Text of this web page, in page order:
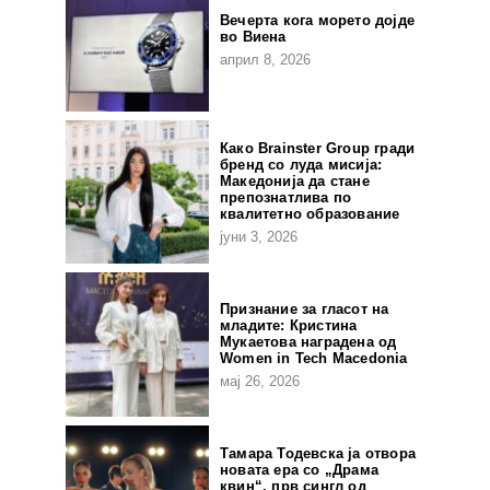
Вечерта кога морето дојде
во Виена
април 8, 2026
Како Brainster Group гради
бренд со луда мисија:
Македонија да стане
препознатлива по
квалитетно образование
јуни 3, 2026
Признание за гласот на
младите: Кристина
Мукаетова наградена од
Women in Tech Macedonia
мај 26, 2026
Тамара Тодевска ја отвора
новата ера со „Драма
квин“, прв сингл од